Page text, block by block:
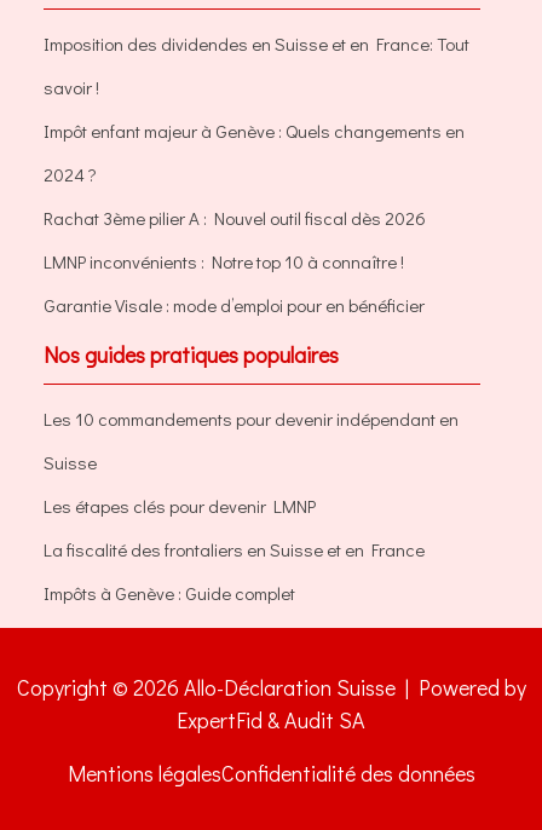
Imposition des dividendes en Suisse et en France: Tout
savoir !
Impôt enfant majeur à Genève : Quels changements en
2024 ?
Rachat 3ème pilier A : Nouvel outil fiscal dès 2026
LMNP inconvénients : Notre top 10 à connaître !
Garantie Visale : mode d’emploi pour en bénéficier
Nos guides pratiques populaires
Les 10 commandements pour devenir indépendant en
Suisse
Les étapes clés pour devenir LMNP
La fiscalité des frontaliers en Suisse et en France
Impôts à Genève : Guide complet
Copyright © 2026 Allo-Déclaration Suisse | Powered by
ExpertFid & Audit SA
Mentions légalesConfidentialité des données